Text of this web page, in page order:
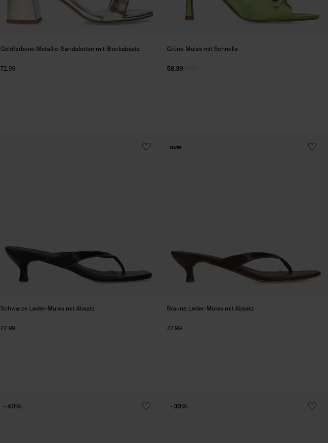
Goldfarbene Metallic-Sandaletten mit Blockabsatz
72.99
Grüne Mules mit Schnalle
72.99
58.39
Schwarze Leder-Mules mit Absatz
72.99
Braune Leder-Mules mit Absatz
72.99
new
- 40% - 30%